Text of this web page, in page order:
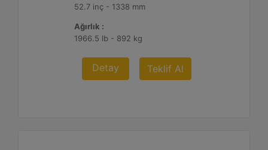
52.7 inç - 1338 mm
Ağırlık :
1966.5 lb - 892 kg
Detay Teklif Al